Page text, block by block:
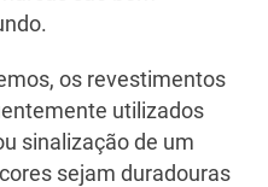
os revestimentos
utilizados
sinalização de um
sejam duradouras